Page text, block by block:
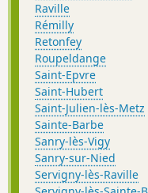
Raville
Rémilly
Retonfey
Roupeldange
Saint-Epvre
Saint-Hubert
Saint-Julien-lès-Metz
Sainte-Barbe
Sanry-lès-Vigy
Sanry-sur-Nied
Servigny-lès-Raville